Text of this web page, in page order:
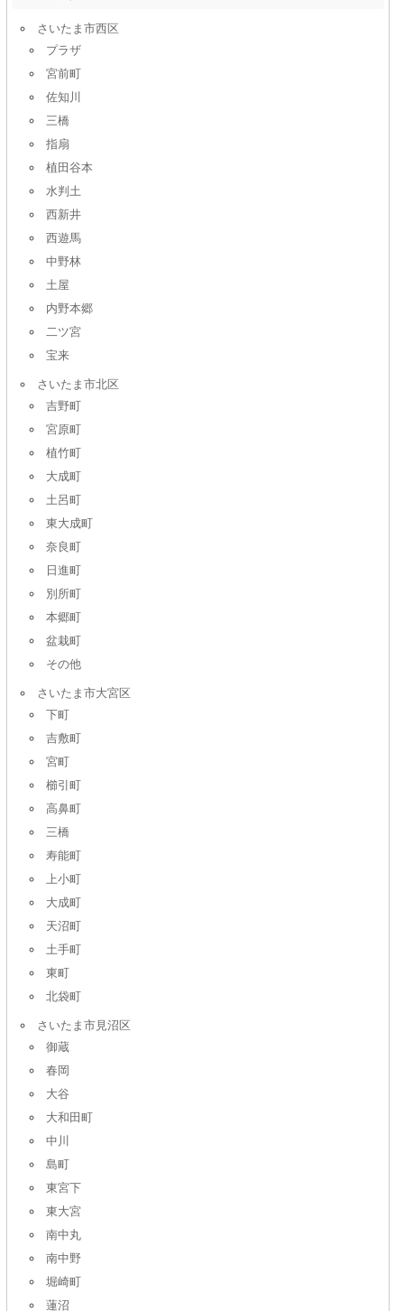
さいたま市西区
プラザ
宮前町
佐知川
三橋
指扇
植田谷本
水判土
西新井
西遊馬
中野林
土屋
内野本郷
二ツ宮
宝来
さいたま市北区
吉野町
宮原町
植竹町
大成町
土呂町
東大成町
奈良町
日進町
別所町
本郷町
盆栽町
その他
さいたま市大宮区
下町
吉敷町
宮町
櫛引町
高鼻町
三橋
寿能町
上小町
大成町
天沼町
土手町
東町
北袋町
さいたま市見沼区
御蔵
春岡
大谷
大和田町
中川
島町
東宮下
東大宮
南中丸
南中野
堀崎町
蓮沼